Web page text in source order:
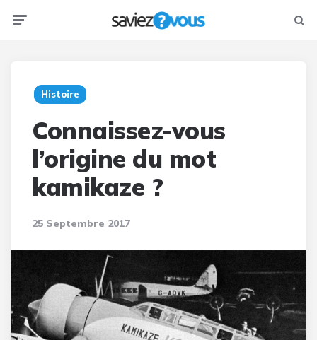
Histoire
Connaissez-vous
l’origine du mot
kamikaze ?
25 Septembre 2017